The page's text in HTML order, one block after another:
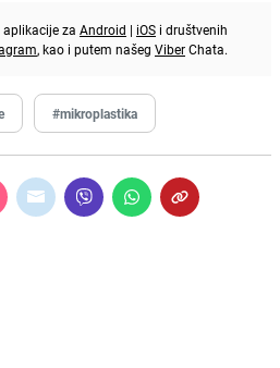
za Android | iOS i društvenih
, kao i putem našeg ViberChata.
#mikroplastika